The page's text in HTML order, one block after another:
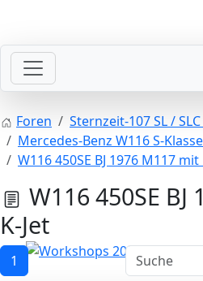
Bitte schickt Eure
Workshops 2026 - Hzg &
Foren
Sternzeit-107 SL /
Mercedes-Benz W116 S-
W116 450SE BJ 1976 M117 mit
W116 450SE
K-Jet
1